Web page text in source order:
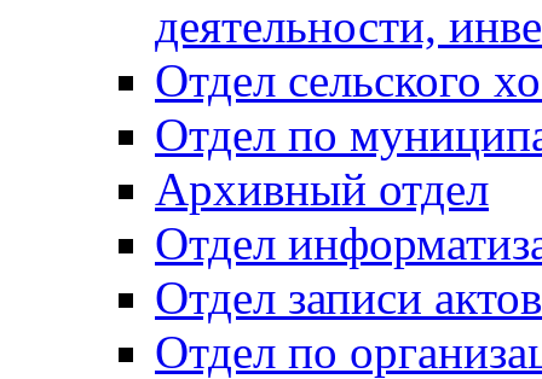
деятельности,
Отдел сельского
Отдел по
Архивный отдел
Отдел
Отдел записи
Отдел по